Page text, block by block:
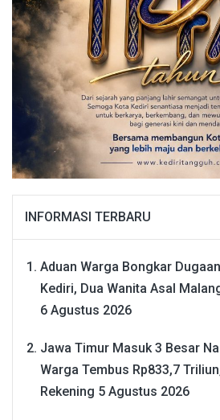
INFORMASI TERBARU
Aduan Warga Bongkar
Kediri, Dua Wanita Asal
6 Agustus 2026
Jawa Timur Masuk 3 Besar
Warga Tembus Rp833,7
Rekening 5 Agustus 2026